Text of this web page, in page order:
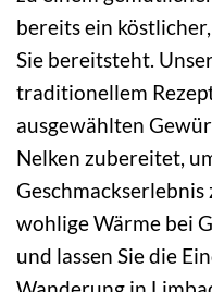
bereits ein
Sie bereitsteht.
traditionellem
ausgewählten
Nelken zubereitet,
Geschmackserlebnis
wohlige Wärme bei
und lassen Sie die